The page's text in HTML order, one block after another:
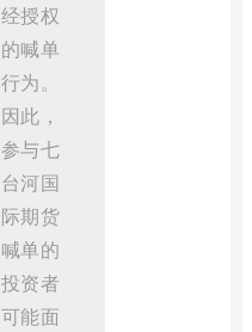
经授权
的喊单
行为。
因此，
参与七
台河国
际期货
喊单的
投资者
可能面